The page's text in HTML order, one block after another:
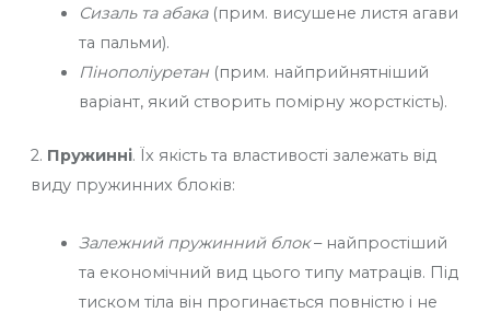
Сизаль та абака(прим. висушене листя агави
та пальми).
Пінополіуретан(прим. найприйнятніший
варіант, який створить помірну жорсткість).
2. Пружинні. Їх якість та властивості залежать від
виду пружинних блоків:
Залежний пружинний блок– найпростіший
та економічний вид цього типу матраців. Під
тиском тіла він прогинається повністю і не